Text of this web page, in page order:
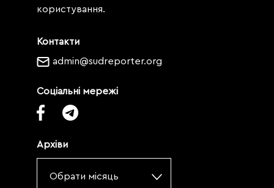
Контакти
admin@sudreporter.org
Соціальні мережі
Архіви
Обрати місяць
користування.